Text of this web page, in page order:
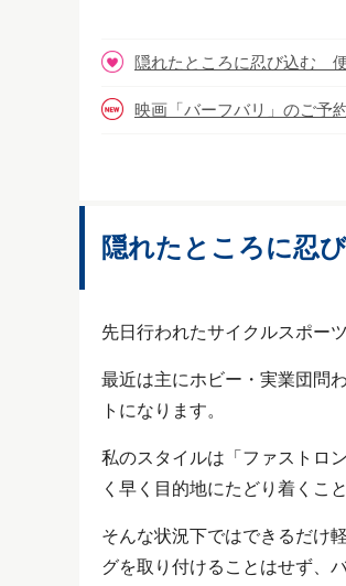
隠れたところに忍び込む
映画「バーフバリ」のご予
隠れたところに忍
先日行われたサイクルスポー
最近は主にホビー・実業団問
トになります。
私のスタイルは「ファストロ
く早く目的地にたどり着くこ
そんな状況下ではできるだけ
グを取り付けることはせず、